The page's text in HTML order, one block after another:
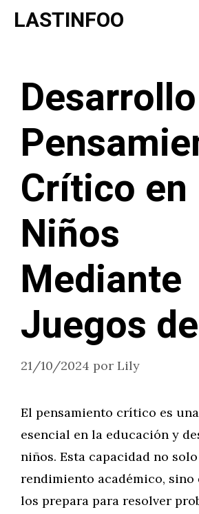
Saltar
LASTINFOO
Crítico en
Niños
Mediante
Juegos
21/10/2024 por Lily
El pensamiento crítico es
esencial en la educación y
niños. Esta capacidad no
rendimiento académico, sino
los prepara para resolver